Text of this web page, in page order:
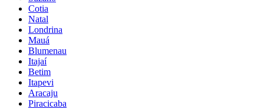
Cotia
Natal
Londrina
Mauá
Blumenau
Itajaí
Betim
Itapevi
Aracaju
Piracicaba